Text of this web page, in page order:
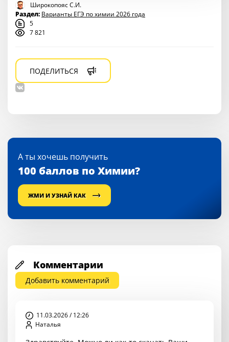
Широкопояс С.И.
Раздел: Варианты ЕГЭ по химии 2026 года
5
7 821
ПОДЕЛИТЬСЯ
А ты хочешь получить
100 баллов по Химии?
ЖМИ И УЗНАЙ КАК
Комментарии
Добавить комментарий
11.03.2026 / 12:26
Наталья